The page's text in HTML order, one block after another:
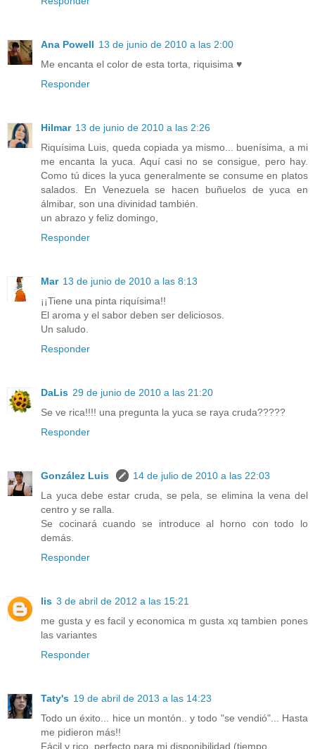
Ana Powell 13 de junio de 2010 a las 2:00
Me encanta el color de esta torta, riquisima ♥
Responder
Hilmar 13 de junio de 2010 a las 2:26
Riquísima Luis, queda copiada ya mismo... buenísima, a mi
me encanta la yuca. Aquí casi no se consigue, pero hay.
Como tú dices la yuca generalmente se consume en platos
salados. En Venezuela se hacen buñuelos de yuca en
álmibar, son una divinidad también.
un abrazo y feliz domingo,
Responder
Mar 13 de junio de 2010 a las 8:13
¡¡Tiene una pinta riquísima!!
El aroma y el sabor deben ser deliciosos.
Un saludo.
Responder
DaLis 29 de junio de 2010 a las 21:20
Se ve rica!!!! una pregunta la yuca se raya cruda?????
Responder
González Luis
14 de julio de 2010 a las 22:03
La yuca debe estar cruda, se pela, se elimina la vena del
centro y se ralla.
Se cocinará cuando se introduce al horno con todo lo
demás.
Responder
lis 3 de abril de 2012 a las 15:21
me gusta y es facil y economica m gusta xq tambien pones
las variantes
Responder
Taty's 19 de abril de 2013 a las 14:23
Todo un éxito... hice un montón.. y todo "se vendió"... Hasta
me pidieron más!!
Fácil y rico, perfecto para mi disponibilidad (tiempo